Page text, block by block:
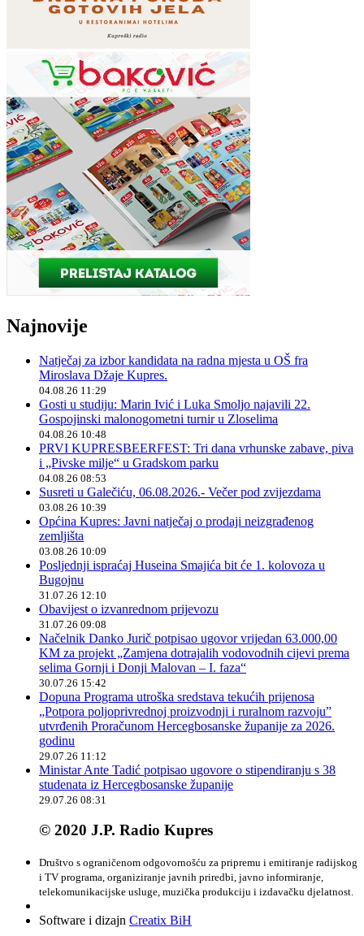
Najnovije
Natječaj za izbor kandidata na radna mjesta u OŠ fra
Miroslava Džaje Kupres.
04.08.26 11:29
Gosti u studiju: Marin Ivić i Luka Smoljo najavili 22.
Gospojinski malonogometni turnir u Zloselima
04.08.26 10:48
PRVI KUPRESBEERFEST: Tri dana vrhunske zabave, piva
i „Pivske milje“ u Gradskom parku
04.08.26 08:53
Susreti u Galečiću, 06.08.2026.- Večer pod zvijezdama
03.08.26 10:39
Općina Kupres: Javni natječaj o prodaji neizgrađenog
zemljišta
03.08.26 10:09
Posljednji ispraćaj Huseina Smajića bit će 1. kolovoza u
Bugojnu
31.07.26 12:10
Obavijest o izvanrednom prijevozu
31.07.26 09:08
Načelnik Danko Jurič potpisao ugovor vrijedan 63.000,00
KM za projekt „Zamjena dotrajalih vodovodnih cijevi prema
selima Gornji i Donji Malovan – I. faza“
30.07.26 15:42
Dopuna Programa utroška sredstava tekućih prijenosa
„Potpora poljoprivrednoj proizvodnji i ruralnom razvoju”
utvrđenih Proračunom Hercegbosanske županije za 2026.
godinu
29.07.26 11:12
Ministar Ante Tadić potpisao ugovore o stipendiranju s 38
studenata iz Hercegbosanske županije
29.07.26 08:31
© 2020 J.P. Radio Kupres
Društvo s ograničenom odgovornošću za pripremu i emitiranje radijskog
i TV programa, organiziranje javnih priredbi, javno informiranje,
telekomunikacijske usluge, muzička produkciju i izdavačku djelatnost.
Software i dizajn Creatix BiH